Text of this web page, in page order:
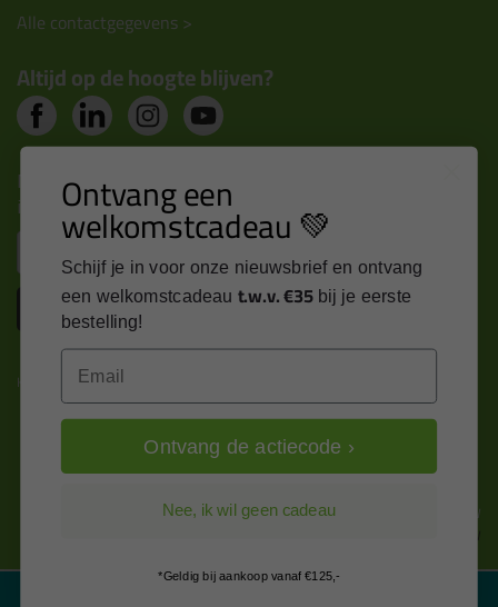
Alle contactgegevens >
Altijd op de hoogte blijven?
Nieuws, tips en exclusieve deals rechtstreeks in je
inbox
Inschrijven
Kitcentrum is trots op:
Alle prijzen zijn in EURO en excl. 21% BTW
wijzig naar incl. BTW
Ontvang een
welkomstcadeau 💚
Schijf je in voor onze nieuwsbrief en ontvang
een welkomstcadeau t.w.v. €35 bij je eerste
bestelling!
Email
Ontvang de actiecode ›
Nee, ik wil geen cadeau
*Geldig bij aankoop vanaf €125,-